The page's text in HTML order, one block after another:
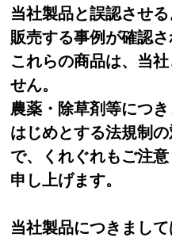
当社製品と誤認させ
販売する事例が確認さ
これらの商品は、当
せん。
農薬・除草剤等につ
はじめとする法規制
で、くれぐれもご注
申し上げます。
当社製品につきまし